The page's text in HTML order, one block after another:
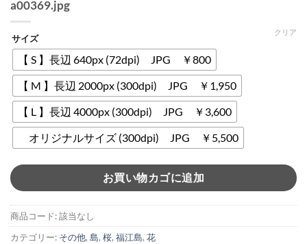
a00369.jpg
サイズ
【 S 】長辺 640px (72dpi) JPG ￥800
【 M 】長辺 2000px (300dpi) JPG ￥1,950
【 L 】長辺 4000px (300dpi) JPG ￥3,600
オリジナルサイズ (300dpi) JPG ￥5,500
クリア
お買い物カゴに追加
商品コード:該当なし
カテゴリー: その他, 島, 桜, 福江島, 花